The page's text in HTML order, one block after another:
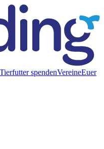
Tierfutter spendenVereineEuer